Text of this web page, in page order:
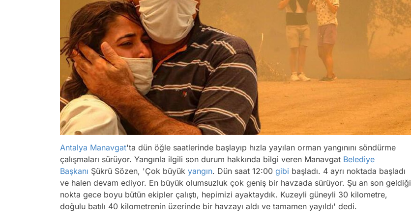
Antalya Manavgat'ta dün öğle saatlerinde başlayıp hızla yayılan orman yangınını söndürme
çalışmaları sürüyor. Yangınla ilgili son durum hakkında bilgi veren Manavgat Belediye
Başkanı Şükrü Sözen, 'Çok büyük yangın. Dün saat 12:00 gibi başladı. 4 ayrı noktada başladı
ve halen devam ediyor. En büyük olumsuzluk çok geniş bir havzada sürüyor. Şu an son geldiği
nokta gece boyu bütün ekipler çalıştı, hepimizi ayaktaydık. Kuzeyli güneyli 30 kilometre,
doğulu batılı 40 kilometrenin üzerinde bir havzayı aldı ve tamamen yayıldı' dedi.